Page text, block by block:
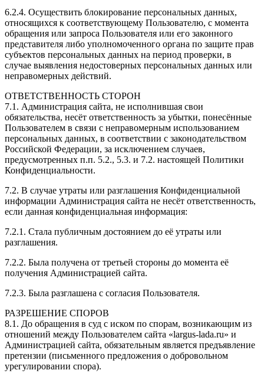
6.2.4. Осуществить блокирование персональных данных,
относящихся к соответствующему Пользователю, с момента
обращения или запроса Пользователя или его законного
представителя либо уполномоченного органа по защите прав
субъектов персональных данных на период проверки, в
случае выявления недостоверных персональных данных или
неправомерных действий.
ОТВЕТСТВЕННОСТЬ СТОРОН
7.1. Администрация сайта, не исполнившая свои
обязательства, несёт ответственность за убытки, понесённые
Пользователем в связи с неправомерным использованием
персональных данных, в соответствии с законодательством
Российской Федерации, за исключением случаев,
предусмотренных п.п. 5.2., 5.3. и 7.2. настоящей Политики
Конфиденциальности.
7.2. В случае утраты или разглашения Конфиденциальной
информации Администрация сайта не несёт ответственность,
если данная конфиденциальная информация:
7.2.1. Стала публичным достоянием до её утраты или
разглашения.
7.2.2. Была получена от третьей стороны до момента её
получения Администрацией сайта.
7.2.3. Была разглашена с согласия Пользователя.
РАЗРЕШЕНИЕ СПОРОВ
8.1. До обращения в суд с иском по спорам, возникающим из
отношений между Пользователем сайта «largus-lada.ru» и
Администрацией сайта, обязательным является предъявление
претензии (письменного предложения о добровольном
урегулировании спора).